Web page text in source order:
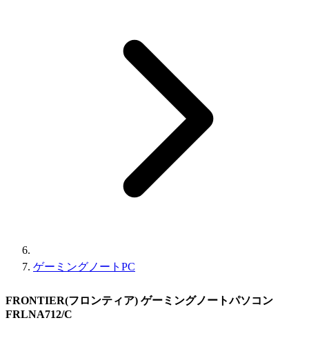
ゲーミングノートPC
FRONTIER(フロンティア) ゲーミングノートパソコン
FRLNA712/C